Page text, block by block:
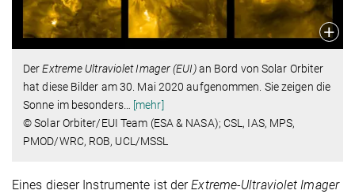
DerExtreme Ultraviolet Imager (EUI)an Bord von Solar Orbiter
hat diese Bilder am 30. Mai 2020 aufgenommen. Sie zeigen die
Sonne im besonders… [mehr]
© Solar Orbiter/EUI Team (ESA & NASA); CSL, IAS, MPS,
PMOD/WRC, ROB, UCL/MSSL
Eines dieser Instrumente ist derExtreme-Ultraviolet Imager